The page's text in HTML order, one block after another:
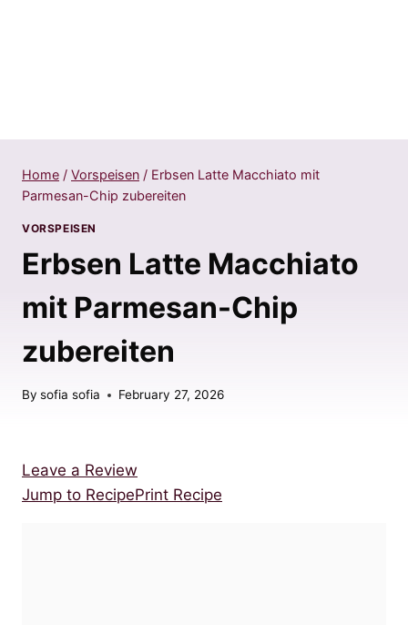
Home / Vorspeisen / Erbsen Latte Macchiato mit
Parmesan-Chip zubereiten
VORSPEISEN
Erbsen Latte Macchiato
mit Parmesan-Chip
zubereiten
By sofia sofia February 27, 2026
Jump to RecipePrint Recipe
Leave a Review